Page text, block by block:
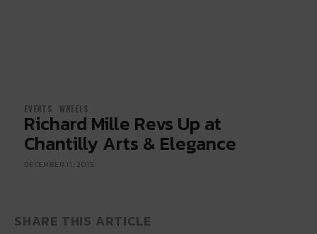
EVENTS WHEELS
Richard Mille Revs Up at
Chantilly Arts & Elegance
DECEMBER 11, 2015
SHARE THIS ARTICLE